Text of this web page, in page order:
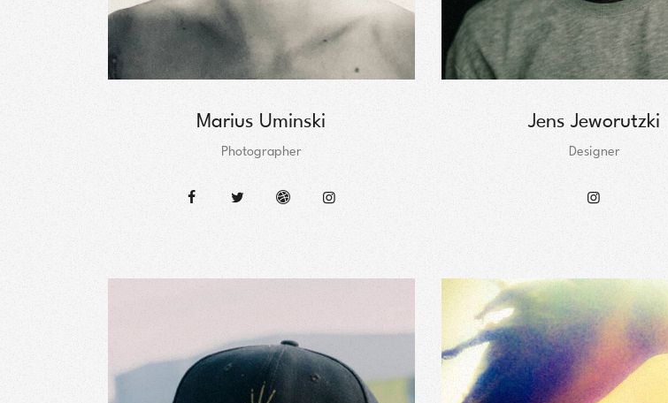
Marius Uminski
Photographer
Jens Jeworutzki
Designer